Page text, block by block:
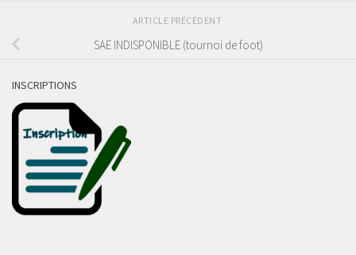
ARTICLE PRÉCÉDENT
SAE INDISPONIBLE (tournoi de foot)
INSCRIPTIONS